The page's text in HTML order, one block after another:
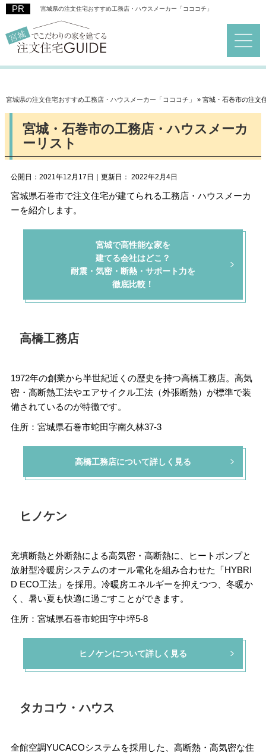
宮城県の注文住宅おすすめ工務店・ハウスメーカー「コココチ」
宮城県の注文住宅おすすめ工務店・ハウスメーカー「コココチ」 » 宮城・石巻市の注文
宮城・石巻市の工務店・ハウスメーカ
ーリスト
公開日： 2021年12月17日 ｜更新日： 2022年2月4日
宮城県石巻市で注文住宅が建てられる工務店・ハウスメーカ
ーを紹介します。
宮城で高性能な家を
建てる会社はどこ？
耐震・気密・断熱・サポート力を
徹底比較！
高橋工務店
1972年の創業から半世紀近くの歴史を持つ高橋工務店。高気
密・高断熱工法やエアサイクル工法（外張断熱）が標準で装
備されているのが特徴です。
住所：宮城県石巻市蛇田字南久林37-3
高橋工務店について詳しく見る
ヒノケン
充填断熱と外断熱による高気密・高断熱に、ヒートポンプと
放射型冷暖房システムのオール電化を組み合わせた「HYBRI
D ECO工法」を採用。冷暖房エネルギーを抑えつつ、冬暖か
く、暑い夏も快適に過ごすことができます。
住所：宮城県石巻市蛇田字中埣5-8
ヒノケンについて詳しく見る
タカコウ・ハウス
全館空調YUCACOシステムを採用した、高断熱・高気密な住